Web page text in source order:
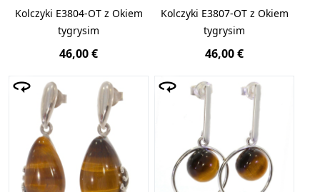
Kolczyki E3804-OT z Okiem
tygrysim
46,00 €
Kolczyki E3807-OT z Okiem
tygrysim
46,00 €